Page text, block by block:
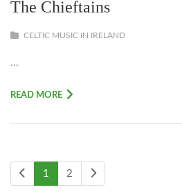
The Chieftains
CELTIC MUSIC IN IRELAND
...
READ MORE
1 2